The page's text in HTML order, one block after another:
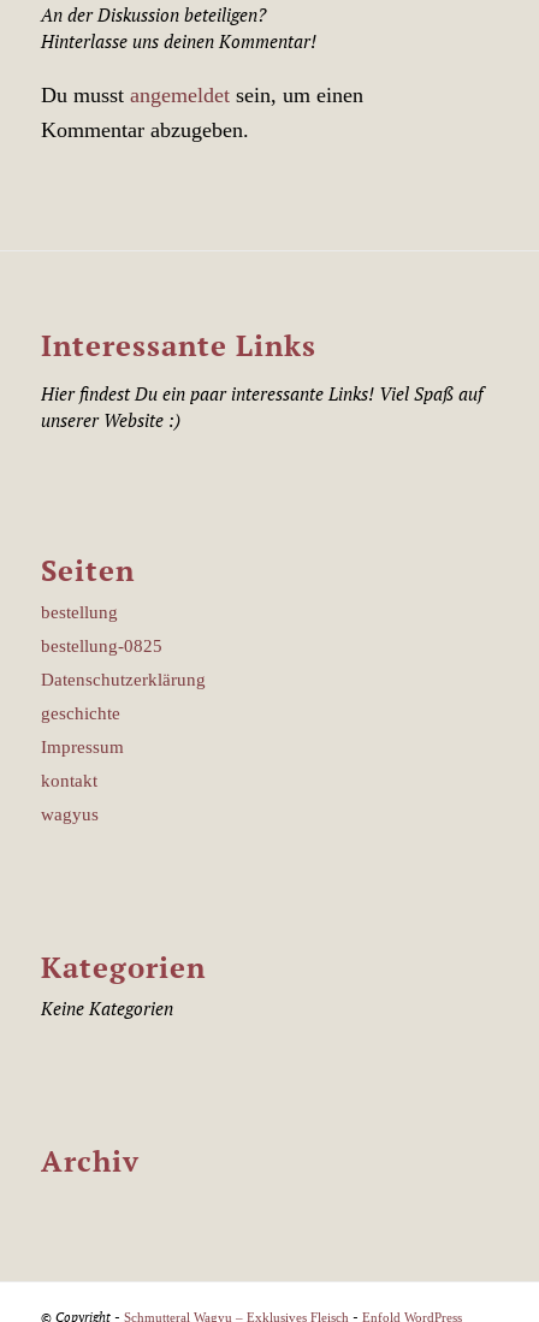
An der Diskussion beteiligen?
Hinterlasse uns deinen Kommentar!
Du musst angemeldetsein, um einen
Kommentar abzugeben.
Interessante Links
Hier findest Du ein paar interessante Links! Viel Spaß auf
unserer Website :)
Seiten
bestellung
bestellung-0825
Datenschutzerklärung
geschichte
Impressum
kontakt
wagyus
Kategorien
Keine Kategorien
Archiv
© Copyright - Schmutteral Wagyu – Exklusives Fleisch- Enfold WordPress